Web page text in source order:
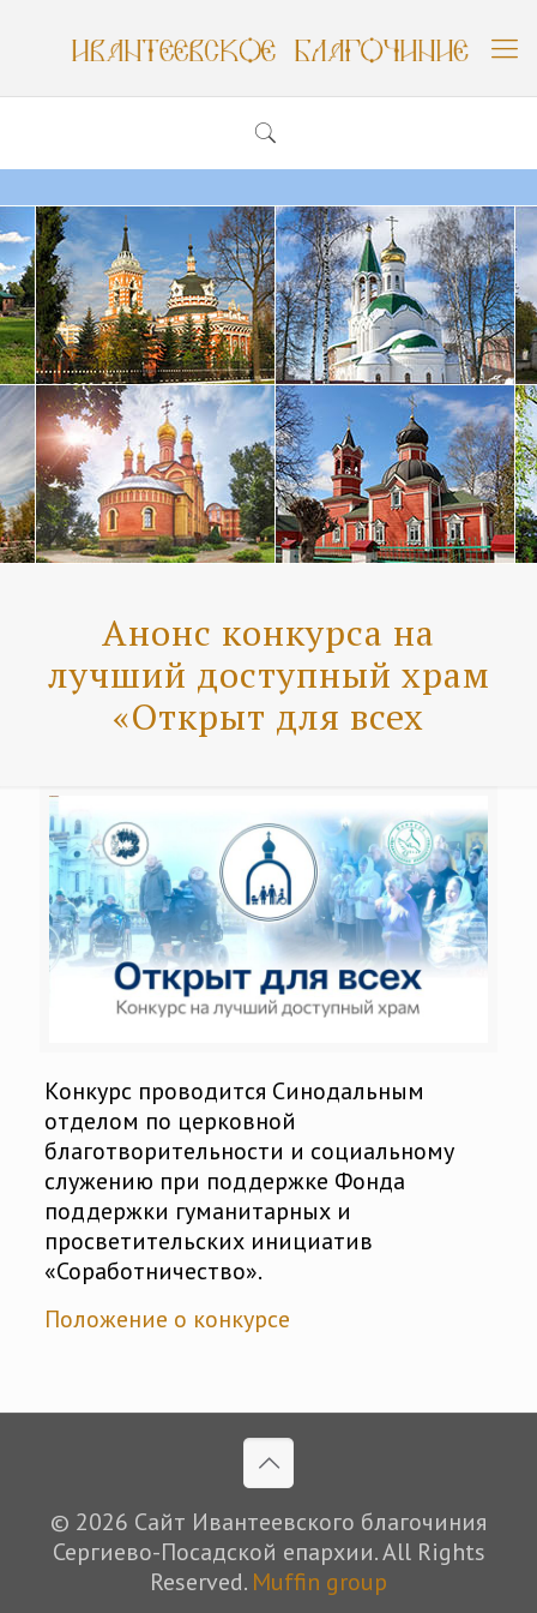
Анонс конкурса на
лучший доступный храм
«Открыт для всех
Конкурс проводится Синодальным
отделом по церковной
благотворительности и социальному
служению при поддержке Фонда
поддержки гуманитарных и
просветительских инициатив
«Соработничество».
Положение о конкурсе
© 2026 Сайт Ивантеевского благочиния
Сергиево-Посадской епархии. All Rights
Reserved. Muffin group